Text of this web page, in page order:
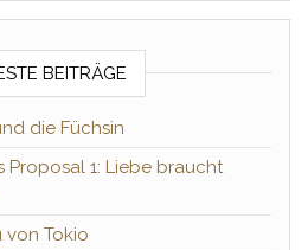
BEITRÄGE
die Füchsin
Proposal 1: Liebe braucht
von Tokio